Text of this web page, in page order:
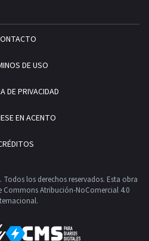
DE USO
DE PRIVACIDAD
EN ACENTO
Todos los derechos reservados. Esta obra
Commons Atribución-NoComercial 4.0